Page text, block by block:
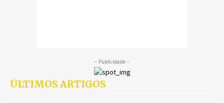
- Publicidade -
ÚLTIMOS ARTIGOS